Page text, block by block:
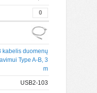
kabelis duomenų
Type A-B, 3
m
USB2-103